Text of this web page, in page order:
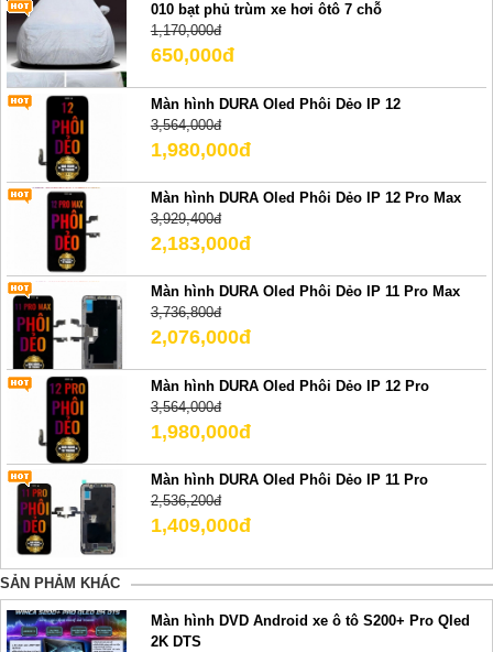
010 bạt phủ trùm xe hơi ôtô 7 chỗ
1,170,000đ
650,000đ
Màn hình DURA Oled Phôi Dẻo IP 12
3,564,000đ
1,980,000đ
Màn hình DURA Oled Phôi Dẻo IP 12 Pro Max
3,929,400đ
2,183,000đ
Màn hình DURA Oled Phôi Dẻo IP 11 Pro Max
3,736,800đ
2,076,000đ
Màn hình DURA Oled Phôi Dẻo IP 12 Pro
3,564,000đ
1,980,000đ
Màn hình DURA Oled Phôi Dẻo IP 11 Pro
2,536,200đ
1,409,000đ
SẢN PHẢM KHÁC
Màn hình DVD Android xe ô tô S200+ Pro Qled
2K DTS